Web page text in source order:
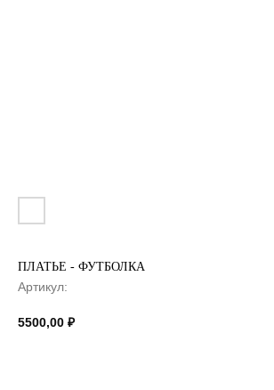
ПЛАТЬЕ - ФУТБОЛКА
Артикул:
5500,00 ₽